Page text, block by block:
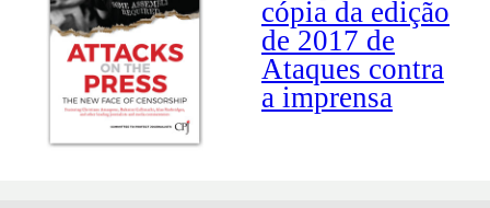
cópia da edição
de 2017 de
Ataques contra
a imprensa